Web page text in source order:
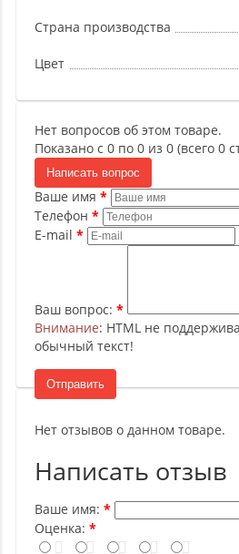
Страна производства
Цвет
Нет вопросов об этом товаре.
Показано с 0 по 0 из 0 (всего 0
Написать вопрос
Ваше имя
Телефон
E-mail
Ваш вопрос:
Внимание: HTML не
обычный текст!
Отправить
Нет отзывов о данном товаре.
Написать отзыв
Ваше имя:
Оценка: